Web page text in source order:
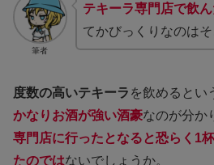
筆者
テキーラ専門店で飲
てかびっくりなのは
度数の高いテキーラ を飲めるとい
かなりお酒が強い酒豪なのが分か
専門店に行ったとなると恐らく1
たのではないでしょうか。